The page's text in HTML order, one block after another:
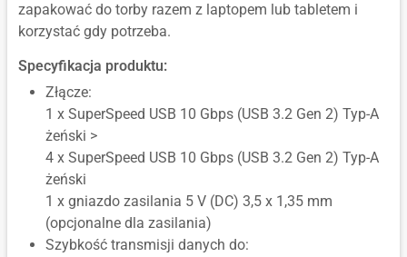
zapakować do torby razem z laptopem lub tabletem i
korzystać gdy potrzeba.
Specyfikacja produktu:
Złącze:
1 x SuperSpeed USB 10 Gbps (USB 3.2 Gen 2) Typ-A
żeński >
4 x SuperSpeed USB 10 Gbps (USB 3.2 Gen 2) Typ-A
żeński
1 x gniazdo zasilania 5 V (DC) 3,5 x 1,35 mm
(opcjonalne dla zasilania)
Szybkość transmisji danych do: